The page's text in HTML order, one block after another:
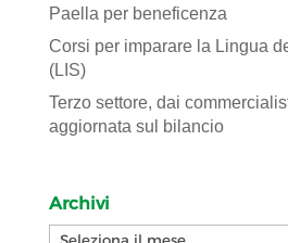
Paella per beneficenza
Corsi per imparare la Lingua
(LIS)
Terzo settore, dai
aggiornata sul bilancio
Archivi
Archivi